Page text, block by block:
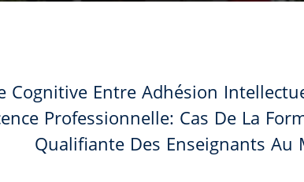
Cognitive Entre Adhésion
Professionnelle: Cas De La
Qualifiante Des Enseignants Au